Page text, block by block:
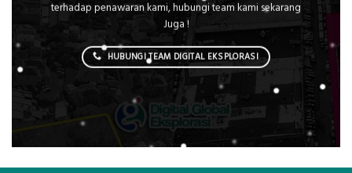
terhadap penawaran kami, hubungi team kami sekarang
Juga !
HUBUNGI TEAM DIGITAL EKSPLORASI